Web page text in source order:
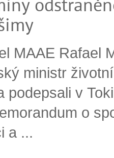
MAAE Rafael
ministr
podepsali v
o
a ...